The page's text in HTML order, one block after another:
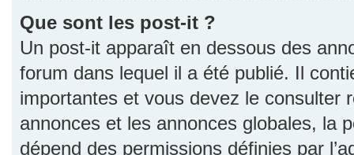
Que sont les post-it ?
Un post-it apparaît en dessous des
forum dans lequel il a été publié. Il
importantes et vous devez le consulter
annonces et les annonces globales, la
dépend des permissions définies par